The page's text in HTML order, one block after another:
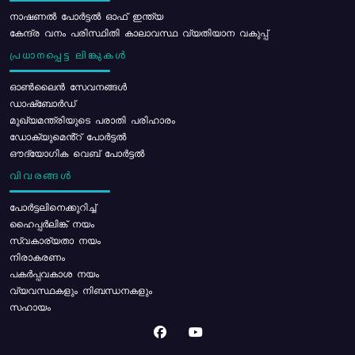
നാഷണൽ പോർട്ടൽ ഓഫ് ഇന്ത്യ
കേന്ദ്ര വനം പരിസ്ഥിതി കാലാവസ്ഥ വ്യതിയാന വകുപ്പ്
പ്രധാനപ്പെട്ട ലിങ്കുകൾ
ഓൺലൈൻ സേവനങ്ങൾ
ഡാഷ്ബോർഡ്
മുഖ്യമന്ത്രിയുടെ പരാതി പരിഹാരം
ഡോക്യുമെൻ്റ് പോർട്ടൽ
ഔദ്യോഗിക വെബ് പോർട്ടൽ
വിവരങ്ങൾ
പോര്‍ട്ടലിനെക്കുറിച്ച്
ഹൈപ്പർലിങ്ക് നയം
സ്വകാര്യതാ നയം
നിരാകരണം
പകർപ്പവകാശ നയം
വ്യവസ്ഥകളും നിബന്ധനകളും
സഹായം